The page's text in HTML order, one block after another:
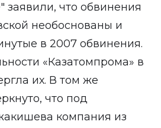
заявили, что обвинения
необоснованы и
в 2007 обвинения.
«Казатомпрома» в
их. В том же
что под
компания из